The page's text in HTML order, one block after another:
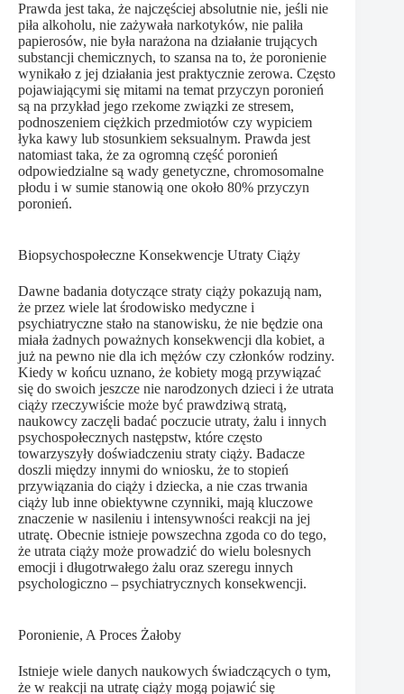
Prawda jest taka, że najczęściej absolutnie nie, jeśli nie
piła alkoholu, nie zażywała narkotyków, nie paliła
papierosów, nie była narażona na działanie trujących
substancji chemicznych, to szansa na to, że poronienie
wynikało z jej działania jest praktycznie zerowa. Często
pojawiającymi się mitami na temat przyczyn poronień
są na przykład jego rzekome związki ze stresem,
podnoszeniem ciężkich przedmiotów czy wypiciem
łyka kawy lub stosunkiem seksualnym. Prawda jest
natomiast taka, że za ogromną część poronień
odpowiedzialne są wady genetyczne, chromosomalne
płodu i w sumie stanowią one około 80% przyczyn
poronień.
Biopsychospołeczne Konsekwencje Utraty Ciąży
Dawne badania dotyczące straty ciąży pokazują nam,
że przez wiele lat środowisko medyczne i
psychiatryczne stało na stanowisku, że nie będzie ona
miała żadnych poważnych konsekwencji dla kobiet, a
już na pewno nie dla ich mężów czy członków rodziny.
Kiedy w końcu uznano, że kobiety mogą przywiązać
się do swoich jeszcze nie narodzonych dzieci i że utrata
ciąży rzeczywiście może być prawdziwą stratą,
naukowcy zaczęli badać poczucie utraty, żalu i innych
psychospołecznych następstw, które często
towarzyszyły doświadczeniu straty ciąży. Badacze
doszli między innymi do wniosku, że to stopień
przywiązania do ciąży i dziecka, a nie czas trwania
ciąży lub inne obiektywne czynniki, mają kluczowe
znaczenie w nasileniu i intensywności reakcji na jej
utratę. Obecnie istnieje powszechna zgoda co do tego,
że utrata ciąży może prowadzić do wielu bolesnych
emocji i długotrwałego żalu oraz szeregu innych
psychologiczno – psychiatrycznych konsekwencji.
Poronienie, A Proces Żałoby
Istnieje wiele danych naukowych świadczących o tym,
że w reakcji na utratę ciąży mogą pojawić się